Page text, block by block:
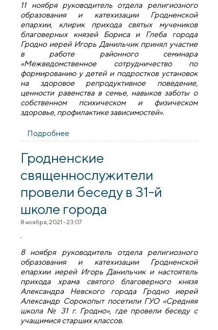
11 ноября руководитель отдела религиозного
образования и катехизации Гродненской
епархии, клирик прихода святых мучеников
благоверных князей Бориса и Глеба города
Гродно иерей Игорь Данильчик принял участие
в работе районного семинара
«Межведомственное сотрудничество по
формированию у детей и подростков установок
на здоровое репродуктивное поведение,
ценности равенства в семье, навыков заботы о
собственном психическом и физическом
здоровье, профилактике зависимостей».
Подробнее
подростки нуждаются в любви, внимании
Гродненские
священнослужители
провели беседу в 31-й
школе города
8 ноября, 2021 - 23:07
8 ноября руководитель отдела религиозного
образования и катехизации Гродненской
епархии иерей Игорь Данильчик и настоятель
прихода храма святого благоверного князя
Александра Невского города Гродно иерей
Александр Сорокопыт посетили ГУО «Средняя
школа № 31 г. Гродно», где провели беседу с
учащимися старших классов.